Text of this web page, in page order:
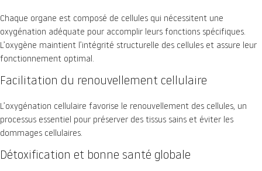
Chaque organe est composé de cellules qui nécessitent une
oxygénation adéquate pour accomplir leurs fonctions spécifiques.
L’oxygène maintient l’intégrité structurelle des cellules et assure leur
fonctionnement optimal.
Facilitation du renouvellement cellulaire
L’oxygénation cellulaire favorise le renouvellement des cellules, un
processus essentiel pour préserver des tissus sains et éviter les
dommages cellulaires.
Détoxification et bonne santé globale